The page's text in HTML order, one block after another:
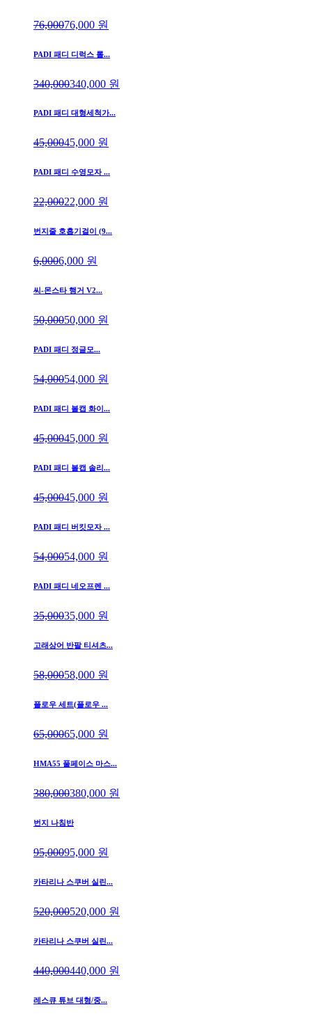
76,00076,000 원
PADI 패디 디럭스 롤...
340,000340,000 원
PADI 패디 대형세척가...
45,00045,000 원
PADI 패디 수영모자 ...
22,00022,000 원
번지줄 호흡기걸이 (9...
6,0006,000 원
씨-몬스타 행거 V2...
50,00050,000 원
PADI 패디 정글모...
54,00054,000 원
PADI 패디 볼캡 화이...
45,00045,000 원
PADI 패디 볼캡 솔리...
45,00045,000 원
PADI 패디 버킷모자 ...
54,00054,000 원
PADI 패디 네오프렌 ...
35,00035,000 원
고래상어 반팔 티셔츠...
58,00058,000 원
플로우 세트(플로우 ...
65,00065,000 원
HMA55 풀페이스 마스...
380,000380,000 원
번지 나침반
95,00095,000 원
카타리나 스쿠버 실린...
520,000520,000 원
카타리나 스쿠버 실린...
440,000440,000 원
레스큐 튜브 대형/중...